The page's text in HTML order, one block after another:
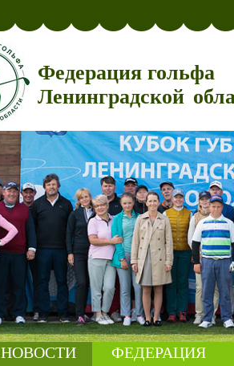
Федерация гольфа
Ленинградской
НОВОСТИ ФЕДЕРАЦИЯ